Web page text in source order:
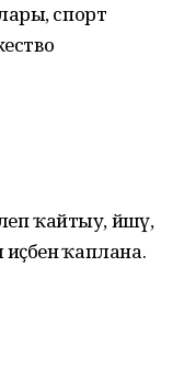
спорт
ҡайтыу, йәшәү,
ҡаплана.